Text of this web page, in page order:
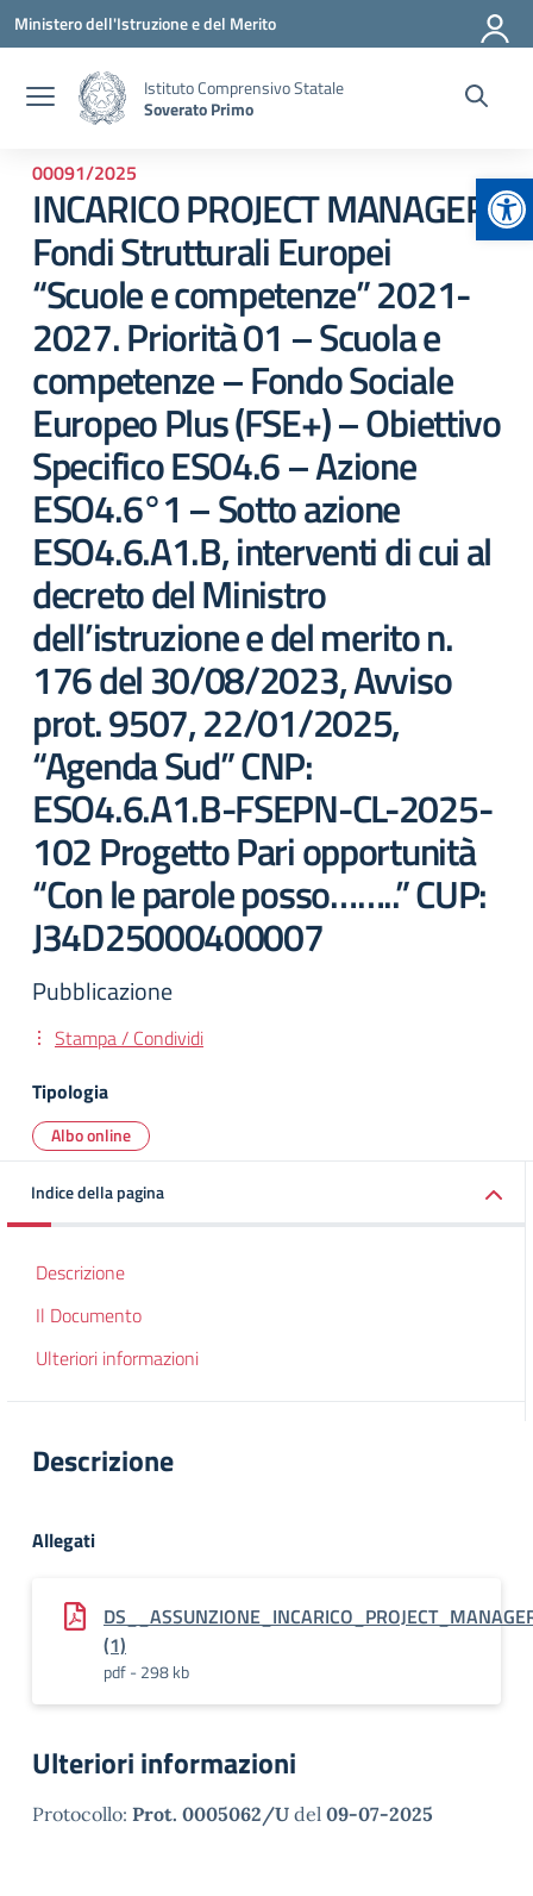
Vai ai contenuti
Vai al menu di navigazione
Vai al footer
Ministero dell'Istruzione e del Merito
Istituto Comprensivo Statale
Soverato Primo
00091/2025
INCARICO PROJECT MANAGER
Fondi Strutturali Europei
“Scuole e competenze” 2021-
2027. Priorità 01 – Scuola e
competenze – Fondo Sociale
Europeo Plus (FSE+) – Obiettivo
Specifico ESO4.6 – Azione
ESO4.6°1 – Sotto azione
ESO4.6.A1.B, interventi di cui al
decreto del Ministro
dell’istruzione e del merito n.
176 del 30/08/2023, Avviso
prot. 9507, 22/01/2025,
“Agenda Sud” CNP:
ESO4.6.A1.B-FSEPN-CL-2025-
102 Progetto Pari opportunità
“Con le parole posso……..” CUP:
J34D25000400007
Pubblicazione
Stampa / Condividi
Tipologia
Albo online
Indice della pagina
Descrizione
Il Documento
Ulteriori informazioni
Descrizione
Allegati
(1)
pdf - 298 kb
Ulteriori informazioni
Protocollo: Prot. 0005062/U del 09-07-2025